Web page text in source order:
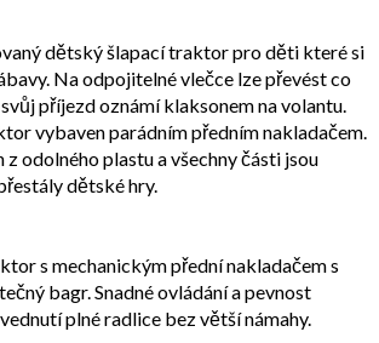
dětský šlapací traktor pro děti které si
Na odpojitelné vlečce lze převést co
příjezd oznámí klaksonem na volantu.
vybaven parádním předním nakladačem.
odolného plastu a všechny části jsou
dětské hry.
s mechanickým přední nakladačem s
bagr. Snadné ovládání a pevnost
plné radlice bez větší námahy.